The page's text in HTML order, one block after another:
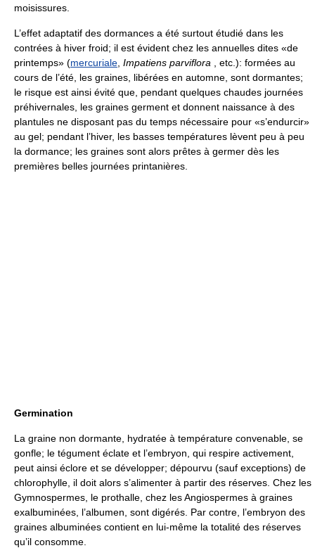
moisissures.
L’effet adaptatif des dormances a été surtout étudié dans les
contrées à hiver froid; il est évident chez les annuelles dites «de
printemps» (mercuriale Impatiens parviflora , etc.): formées au
cours de l’été, les graines, libérées en automne, sont dormantes;
le risque est ainsi évité que, pendant quelques chaudes journées
préhivernales, les graines germent et donnent naissance à des
plantules ne disposant pas du temps nécessaire pour «s’endurcir»
au gel; pendant l’hiver, les basses températures lèvent peu à peu
la dormance; les graines sont alors prêtes à germer dès les
premières belles journées printanières.
Germination
La graine non dormante, hydratée à température convenable, se
gonfle; le tégument éclate et l’embryon, qui respire activement,
peut ainsi éclore et se développer; dépourvu (sauf exceptions) de
chlorophylle, il doit alors s’alimenter à partir des réserves. Chez les
Gymnospermes, le prothalle, chez les Angiospermes à graines
exalbuminées, l’albumen, sont digérés. Par contre, l’embryon des
graines albuminées contient en lui-même la totalité des réserves
qu’il consomme.